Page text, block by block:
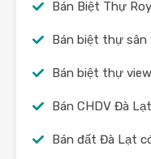
Bán Biệt Thự
Bán biệt thự
Bán biệt thự
Bán CHDV Đà Lạt
Bán đất Đà Lạt